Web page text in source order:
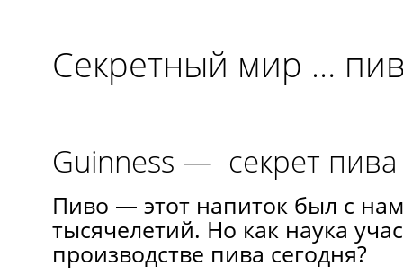
Секретный мир …
Guinness — секрет
Пиво — этот напиток был с
тысячелетий. Нo как наука
производстве пива сегодня?